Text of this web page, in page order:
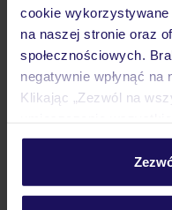
cookie
na naszej stronie oraz
społecznościowych.
negatywnie wpłynąć
Klikając „Zezwól na
personalizować swój
Szczegółowe
Pokoje
Wyżywienie